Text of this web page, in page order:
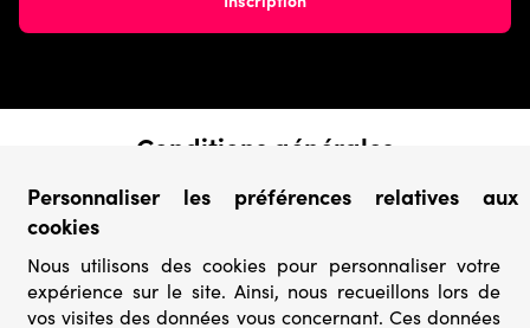
Conditions générales
› Conditions de vente
› Conditions d’utilisation
› Confidentialité & Protection des Données
› Informations légales
Catégories
Personnaliser les préférences relatives aux
cookies
Nous utilisons des cookies pour personnaliser votre
expérience sur le site. Ainsi, nous recueillons lors de
vos visites des données vous concernant. Ces données